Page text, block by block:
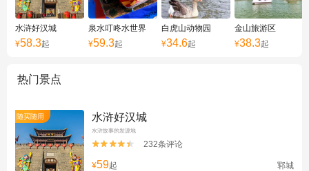
水浒好汉城
¥58.3起
泉水叮咚水世界
¥59.3起
白虎山动物园
¥34.6起
金山旅游区
¥38.3起
热门景点
随买随用 水浒好汉城
水浒故事的发源地

 232条评论
¥59起 郓城